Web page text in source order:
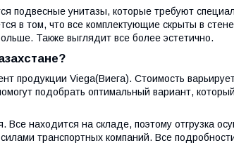
подвесные унитазы, которые требуют
в том, что все комплектующие скрыты в
Также выглядит все более эстетично.
продукции Viega(Виега). Стоимость
подобрать оптимальный вариант,
находится на складе, поэтому отгрузка
транспортных компаний. Все